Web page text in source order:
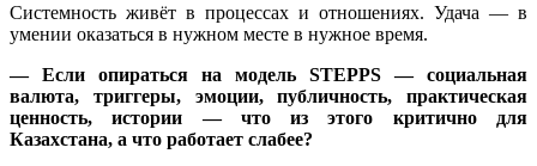
Системность живёт в процессах и отношениях. Удача — в
умении оказаться в нужном месте в нужное время.
— Если опираться на модель STEPPS — социальная
валюта, триггеры, эмоции, публичность, практическая
ценность, истории — что из этого критично для
Казахстана, а что работает слабее?